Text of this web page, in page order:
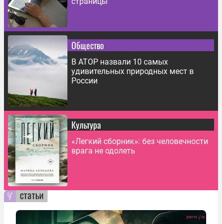
Общество
В АТОР назвали 10 самых
удивительных природных мест в
России
Культура
«Легкий сборник»: без человечности
врага не одолеть
статьи